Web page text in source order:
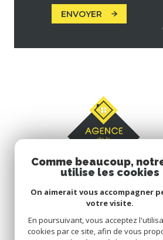
ENVOYER
Comme beaucoup,
utilise les cookies
On aimerait vous accompagner
votre visite.
En poursuivant, vous acceptez
cookies par ce site, afin de vous